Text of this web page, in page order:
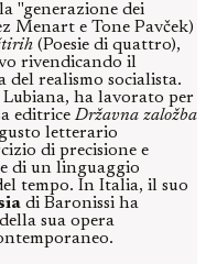
"generazione dei
Menart e Tone Pavček)
(Poesie di quattro),
rivendicando il
realismo socialista.
ha lavorato per
editrice Državna založba
letterario
di precisione e
di un linguaggio
tempo. In Italia, il suo
di Baronissi ha
sua opera